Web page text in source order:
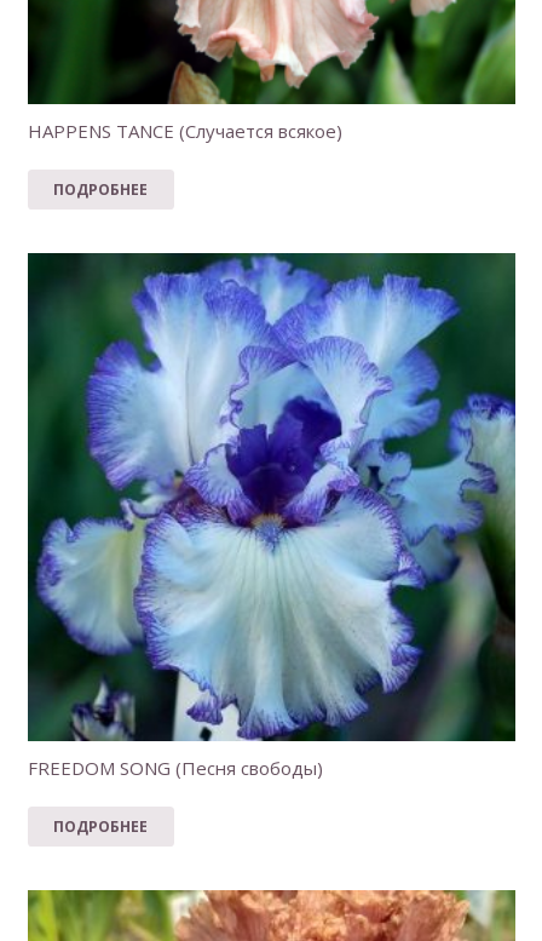
HAPPENS TANCE (Случается всякое)
ПОДРОБНЕЕ
FREEDOM SONG (Песня свободы)
ПОДРОБНЕЕ